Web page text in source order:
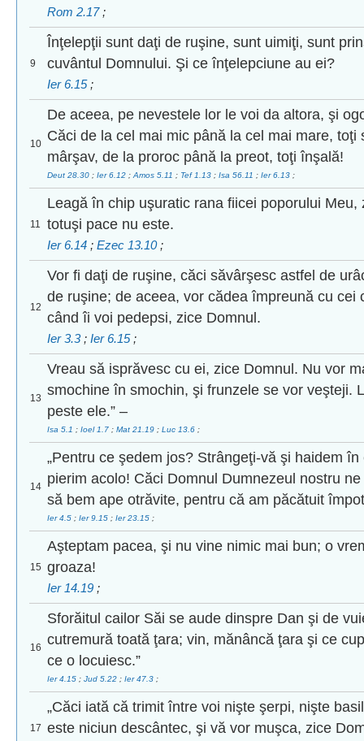
Rom 2.17 ;
9
Înţelepţii sunt daţi de ruşine, sunt uimiţi, sunt
cuvântul Domnului. Şi ce înţelepciune au ei?
Ier 6.15 ;
10
De aceea, pe nevestele lor le voi da altora, şi
Căci de la cel mai mic până la cel mai mare, toţi
mârşav, de la proroc până la preot, toţi înşală!
Deut 28.30 ; Ier 6.12 ; Amos 5.11 ; Tef 1.13 ; Isa 56.11 ; Ier 6.13 ;
11
Leagă în chip uşuratic rana fiicei poporului Meu,
totuşi pace nu este.
Ier 6.14 ; Ezec 13.10 ;
12
Vor fi daţi de ruşine, căci săvârşesc astfel de
de ruşine; de aceea, vor cădea împreună cu cei
când îi voi pedepsi, zice Domnul.
Ier 3.3 ; Ier 6.15 ;
13
Vreau să isprăvesc cu ei, zice Domnul. Nu vor
smochine în smochin, şi frunzele se vor veşteji.
peste ele.” –
Isa 5.1 ; Ioel 1.7 ; Mat 21.19 ; Luc 13.6 ;
14
„Pentru ce şedem jos? Strângeţi-vă şi haidem
pierim acolo! Căci Domnul Dumnezeul nostru
să bem ape otrăvite, pentru că am păcătuit
Ier 4.5 ; Ier 9.15 ; Ier 23.15 ;
15
Aşteptam pacea, şi nu vine nimic mai bun; o
groaza!
Ier 14.19 ;
16
Sforăitul cailor Săi se aude dinspre Dan şi de
cutremură toată ţara; vin, mănâncă ţara şi ce
ce o locuiesc.”
Ier 4.15 ; Jud 5.22 ; Ier 47.3 ;
17
„Căci iată că trimit între voi nişte şerpi, nişte
este niciun descântec, şi vă vor muşca, zice